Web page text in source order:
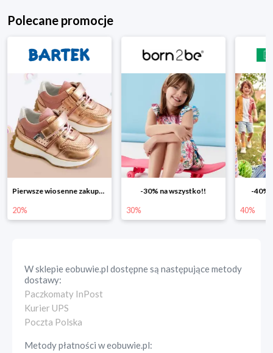
Polecane promocje
Pierwsze wiosenne zakupy -20%
20%
-30% na wszystko!!
30%
-40%
40%
W sklepieeobuwie.pl dostępne są następujące metody
dostawy:
Paczkomaty InPost
Kurier UPS
Poczta Polska
Metody płatności weobuwie.pl: